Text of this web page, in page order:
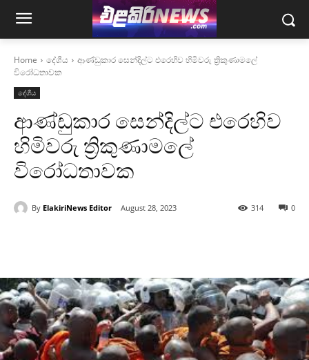
Home දේශීය
ආණ්ඩුකාර සෙන්දිල්ට එරෙහිව හිමිවරු ත්‍රිකුණාමලේ
විරෝධතාවක
දේශීය
ආණ්ඩුකාර සෙන්දිල්ට එරෙහිව
හිමිවරු ත්‍රිකුණාමලේ
විරෝධතාවක
By ElakiriNews Editor August 28, 2023 0
314